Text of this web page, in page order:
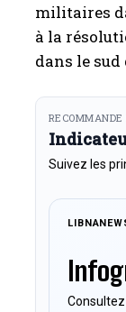
militaires
à la
dans le sud
Suivez les